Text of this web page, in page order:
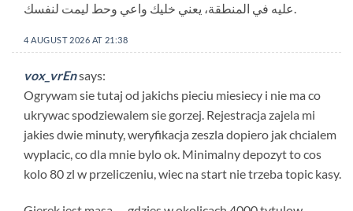
عليه في المنطقة، يعني خليك واعي وحط ليمت لنفسك.
4 AUGUST 2026 AT 21:38
vox_vrEnsays:
Ogrywam sie tutaj od jakichs pieciu miesiecy i nie ma co
ukrywac spodziewalem sie gorzej. Rejestracja zajela mi
jakies dwie minuty, weryfikacja zeszla dopiero jak chcialem
wyplacic, co dla mnie bylo ok. Minimalny depozyt to cos
kolo 80 zl w przeliczeniu, wiec na start nie trzeba topic kasy.